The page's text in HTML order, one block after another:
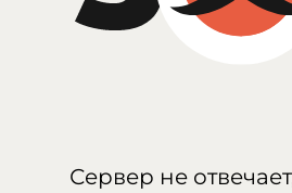
Сервер не